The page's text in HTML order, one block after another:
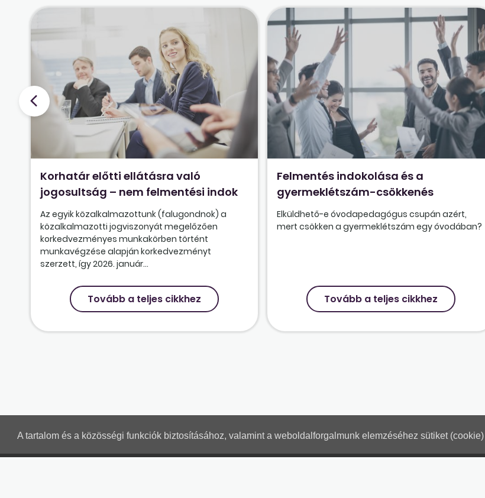
A tartalom és a közösségi funkciók biztosításához, valamint a weboldalforgalmunk elemzéséhez sütiket
Korhatár előtti ellátásra való
jogosultság – nem felmentési indok
Az egyik közalkalmazottunk (falugondnok) a
közalkalmazotti jogviszonyát megelőzően
korkedvezményes munkakörben történt
munkavégzése alapján korkedvezményt
szerzett, így 2026. január...
Tovább a teljes cikkhez
Felmentés indokolása és a
gyermeklétszám-csökkenés
Elküldhető-e óvodapedagógus csupán azért,
mert csökken a gyermeklétszám egy óvodában?
Tovább a teljes cikkhez